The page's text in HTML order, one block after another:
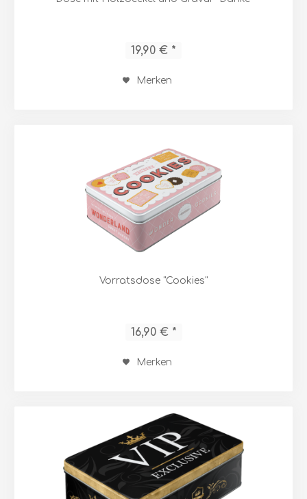
19,90 € *
Merken
Vorratsdose "Cookies"
16,90 € *
Merken